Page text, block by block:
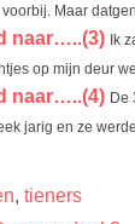
Maar
naar…..(3) Ik
op mijn deur
naar…..(4) De
jarig en ze
, tieners